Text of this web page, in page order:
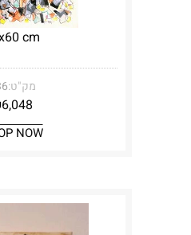
cm
מק"ט:
6,048
NOW